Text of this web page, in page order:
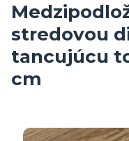
stredovou
tancujúcu
cm